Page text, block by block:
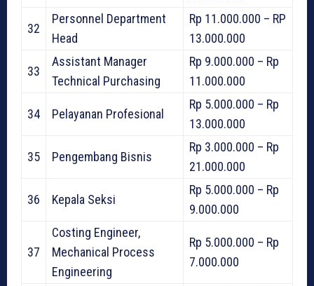
32
Personnel Department
Head
Rp 11.000.000 – RP
13.000.000
33
Assistant Manager
Technical Purchasing
Rp 9.000.000 – Rp
11.000.000
34 Pelayanan Profesional
Rp 5.000.000 – Rp
13.000.000
35 Pengembang Bisnis
Rp 3.000.000 – Rp
21.000.000
36 Kepala Seksi
Rp 5.000.000 – Rp
9.000.000
37
Costing Engineer,
Mechanical Process
Engineering
Rp 5.000.000 – Rp
7.000.000